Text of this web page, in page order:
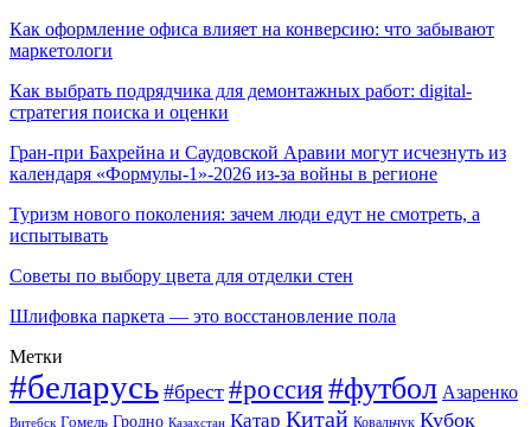
Как оформление офиса влияет на конверсию: что забывают
маркетологи
Как выбрать подрядчика для демонтажных работ: digital-
стратегия поиска и оценки
Гран-при Бахрейна и Саудовской Аравии могут исчезнуть из
календаря «Формулы-1»-2026 из-за войны в регионе
Туризм нового поколения: зачем люди едут не смотреть, а
испытывать
Советы по выбору цвета для отделки стен
Шлифовка паркета — это восстановление пола
Метки
#беларусь #брест #россия#футбол Азаренко
Витебск Гомель Гродно Казахстан Катар Китай Ковальчук Кубок